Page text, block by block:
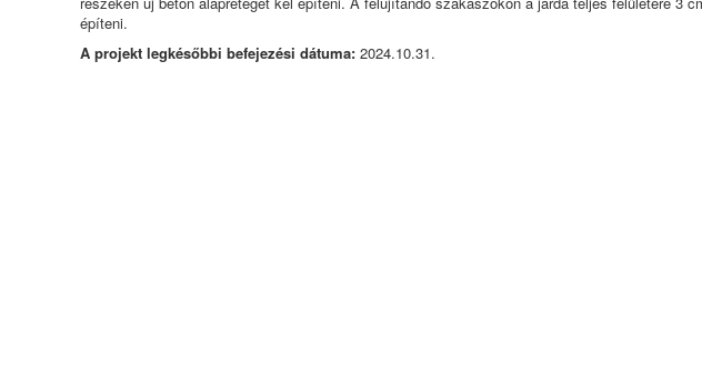
építeni.
A projekt legkésőbbi befejezési dátuma: 2024.10.31.